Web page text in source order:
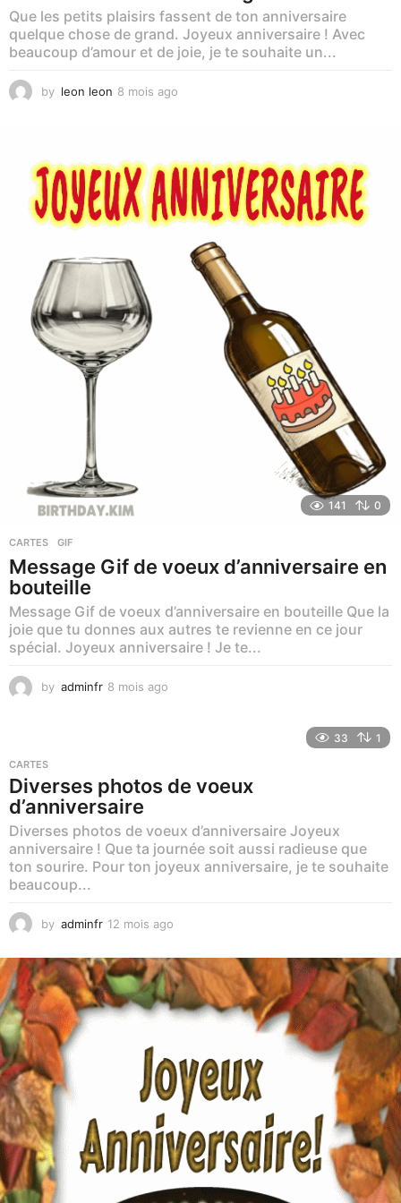
Que les petits plaisirs fassent de ton anniversaire
quelque chose de grand. Joyeux anniversaire ! Avec
beaucoup d’amour et de joie, je te souhaite un...
by leon leon 8 mois ago
s
a
g
o
141 0
CARTES ,GIF
Message Gif de voeux d’anniversaire en
bouteille
Message Gif de voeux d’anniversaire en bouteille Que la
joie que tu donnes aux autres te revienne en ce jour
spécial. Joyeux anniversaire ! Je te...
by adminfr 8 mois ago
g
33 1
CARTES
Diverses photos de voeux
d’anniversaire
Diverses photos de voeux d’anniversaire Joyeux
anniversaire ! Que ta journée soit aussi radieuse que
ton sourire. Pour ton joyeux anniversaire, je te souhaite
beaucoup...
by adminfr 12 mois ago
m
o
i
s
o